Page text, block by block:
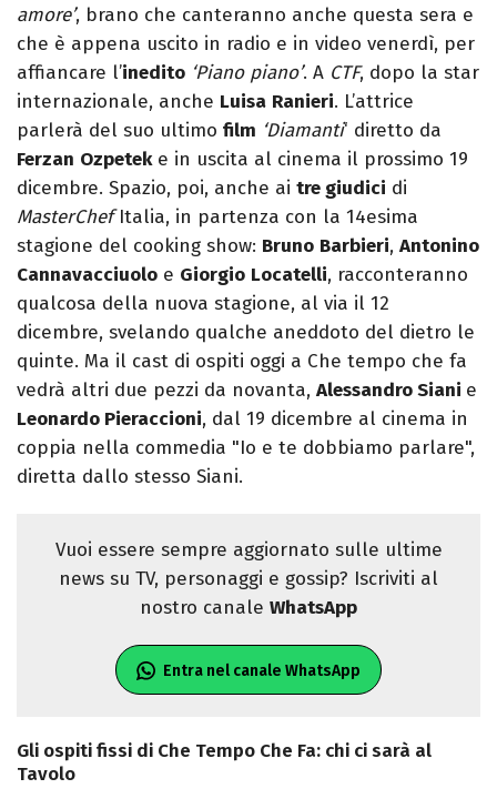
amore’, brano che canteranno anche questa sera e
che è appena uscito in radio e in video venerdì, per
affiancare l’inedito ‘Piano piano’. A CTF, dopo la star
internazionale, anche Luisa Ranieri. L’attrice
parlerà del suo ultimo film ‘Diamanti‘ diretto da
Ferzan Ozpeteke in uscita al cinema il prossimo 19
dicembre. Spazio, poi, anche ai tre giudici di
MasterChefItalia, in partenza con la 14esima
stagione del cooking show: Bruno Barbieri, Antonino
Cannavacciuolo e Giorgio Locatelli, racconteranno
qualcosa della nuova stagione, al via il 12
dicembre, svelando qualche aneddoto del dietro le
quinte. Ma il cast di ospiti oggi a Che tempo che fa
vedrà altri due pezzi da novanta, Alessandro Siani e
Leonardo Pieraccioni, dal 19 dicembre al cinema in
coppia nella commedia "Io e te dobbiamo parlare",
diretta dallo stesso Siani.
Vuoi essere sempre aggiornato sulle ultime
news su TV, personaggi e gossip? Iscriviti al
nostro canale WhatsApp
Entra nel canale WhatsApp
Gli ospiti fissi di Che Tempo Che Fa: chi ci sarà al
Tavolo